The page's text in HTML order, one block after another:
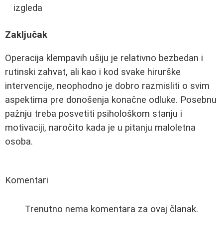
izgleda
Zaključak
Operacija klempavih ušiju je relativno bezbedan i
rutinski zahvat, ali kao i kod svake hirurške
intervencije, neophodno je dobro razmisliti o svim
aspektima pre donošenja konačne odluke. Posebnu
pažnju treba posvetiti psihološkom stanju i
motivaciji, naročito kada je u pitanju maloletna
osoba.
Komentari
Trenutno nema komentara za ovaj članak.